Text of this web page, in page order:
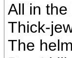
All in
Thick-
The